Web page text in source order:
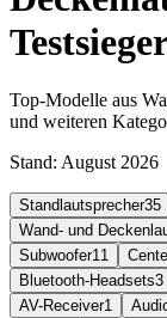
Top-Modelle aus
und weiteren
Stand: August 2026
Standlautsprecher35
Wand- und
Subwoofer11
Bluetooth-Headsets3
AV-Receiver1